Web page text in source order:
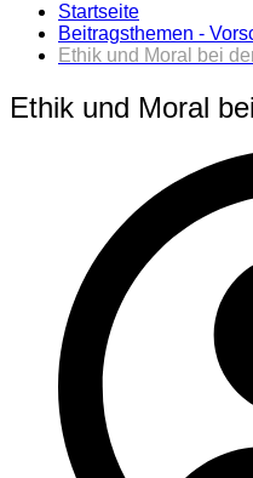
Startseite
Beitragsthemen -
Ethik und Moral bei
Ethik und Moral